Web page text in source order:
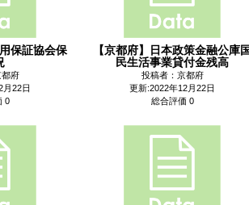
保証協会保
府
月22日
0
【京都府】日本政策金融公庫
民生活事業貸付金残高
投稿者：京都府
更新:2022年12月22日
総合評価 0